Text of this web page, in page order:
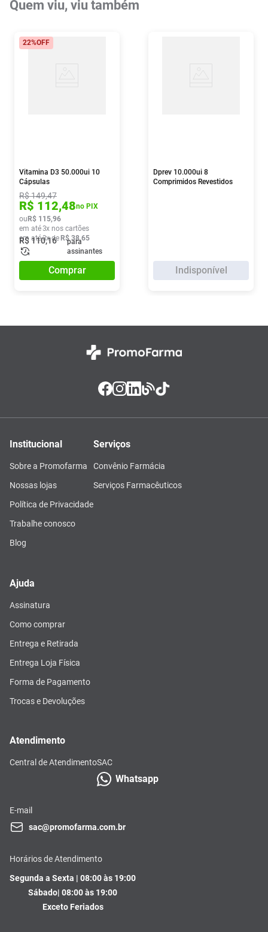
Quem viu, viu também
22%OFF
Vitamina D3 50.000ui 10
Cápsulas
R$149,47
R$ 112,48no PIX
ou R$ 115,96
em até3x nos cartões
em até3x de R$ 38,65
R$110,16
para
assinantes
Comprar
Dprev 10.000ui 8
Comprimidos Revestidos
Indisponível
Institucional
Sobre a Promofarma
Nossas lojas
Política de Privacidade
Trabalhe conosco
Blog
Serviços
Convênio Farmácia
Serviços Farmacêuticos
Ajuda
Assinatura
Como comprar
Entrega e Retirada
Entrega Loja Física
Forma de Pagamento
Trocas e Devoluções
Atendimento
Central de AtendimentoSAC
Whatsapp
E-mail
sac@promofarma.com.br
Horários de Atendimento
Segunda a Sexta | 08:00 às 19:00
Sábado| 08:00 às 19:00
Exceto Feriados